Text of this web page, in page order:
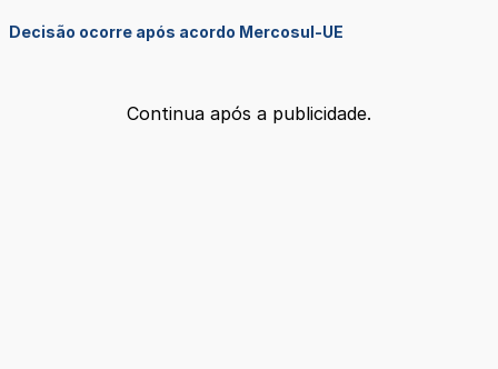
Decisão ocorre após acordo Mercosul-UE
Continua após a publicidade.